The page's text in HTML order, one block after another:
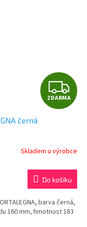
Z
D
R
M
A
ZDARMA
černá
Skladem u výrobce
Do košíku
barva černá,
160 mm, hmotnost 183